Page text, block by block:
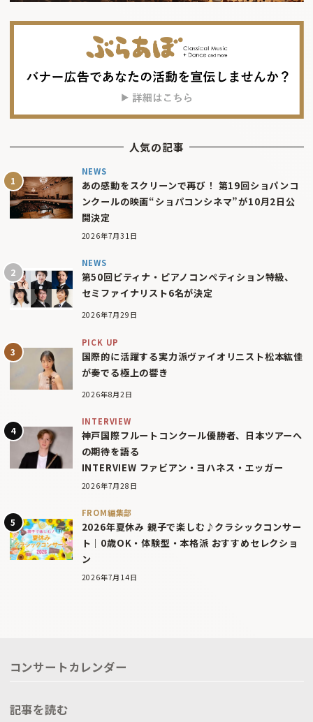
人気の記事
NEWS
あの感動をスクリーンで再び！ 第19回ショパンコ
ンクールの映画“ショパコンシネマ”が10月2日公
開決定
2026年7月31日
NEWS
第50回ピティナ・ピアノコンペティション特級、
セミファイナリスト6名が決定
2026年7月29日
PICK UP
国際的に活躍する実力派ヴァイオリニスト松本紘佳
が奏でる極上の響き
2026年8月2日
INTERVIEW
神戸国際フルートコンクール優勝者、日本ツアーへ
の期待を語る
INTERVIEW ファビアン・ヨハネス・エッガー
2026年7月28日
FROM編集部
2026年夏休み 親子で楽しむ♪クラシックコンサー
ト｜0歳OK・体験型・本格派 おすすめセレクショ
ン
2026年7月14日
コンサートカレンダー
記事を読む